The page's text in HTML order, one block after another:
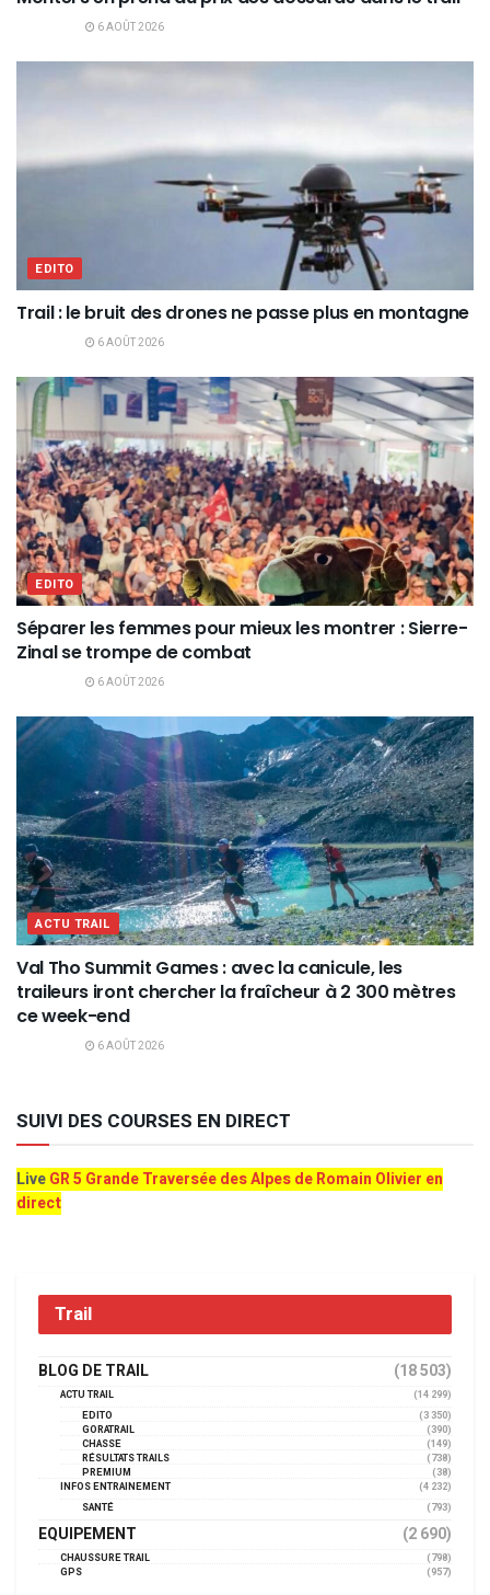
6 AOÛT 2026
EDITO
Trail : le bruit des drones ne passe plus en montagne
6 AOÛT 2026
EDITO
Séparer les femmes pour mieux les montrer : Sierre-
Zinal se trompe de combat
6 AOÛT 2026
ACTU TRAIL
Val Tho Summit Games : avec la canicule, les
traileurs iront chercher la fraîcheur à 2 300 mètres
ce week-end
6 AOÛT 2026
SUIVI DES COURSES EN DIRECT
LiveGR 5 Grande Traversée des Alpes de Romain Olivier en
direct
Trail
BLOG DE TRAIL (18 503)
ACTU TRAIL
(14 299)
EDITO
(3 350)
GORATRAIL
(390)
CHASSE
(149)
RÉSULTATS TRAILS
(738)
PREMIUM
(38)
INFOS ENTRAINEMENT
(4 232)
SANTÉ
(793)
EQUIPEMENT (2 690)
CHAUSSURE TRAIL
(798)
GPS
(957)